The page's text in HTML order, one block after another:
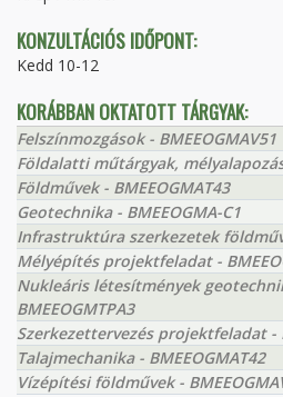
KONZULTÁCIÓS IDŐPONT:
Kedd 10-12
KORÁBBAN OKTATOTT TÁRGYAK:
Felszínmozgások - BMEEOGMAV51
Földalatti műtárgyak, mélyalapozás
Földművek - BMEEOGMAT43
Geotechnika - BMEEOGMA-C1
Infrastruktúra szerkezetek
Mélyépítés projektfeladat -
Nukleáris létesítmények
BMEEOGMTPA3
Szerkezettervezés projektfeladat -
Talajmechanika - BMEEOGMAT42
Vízépítési földművek -